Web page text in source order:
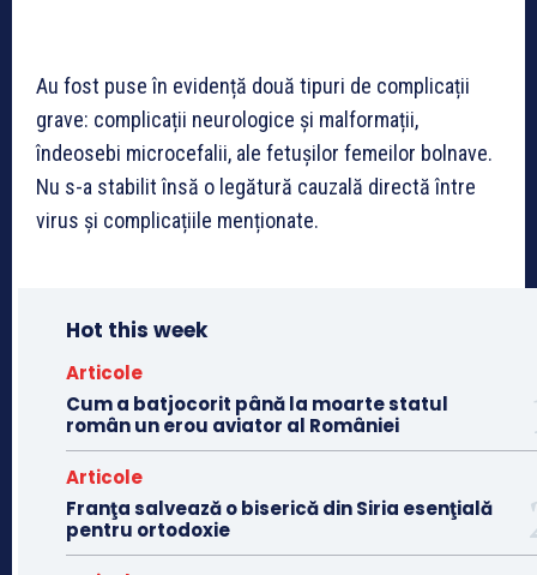
Au fost puse în evidență două tipuri de complicații
grave: complicații neurologice și malformații,
îndeosebi microcefalii, ale fetușilor femeilor bolnave.
Nu s-a stabilit însă o legătură cauzală directă între
virus și complicațiile menționate.
Hot this week
Articole
Cum a batjocorit până la moarte statul
român un erou aviator al României
Articole
Franţa salvează o biserică din Siria esenţială
pentru ortodoxie